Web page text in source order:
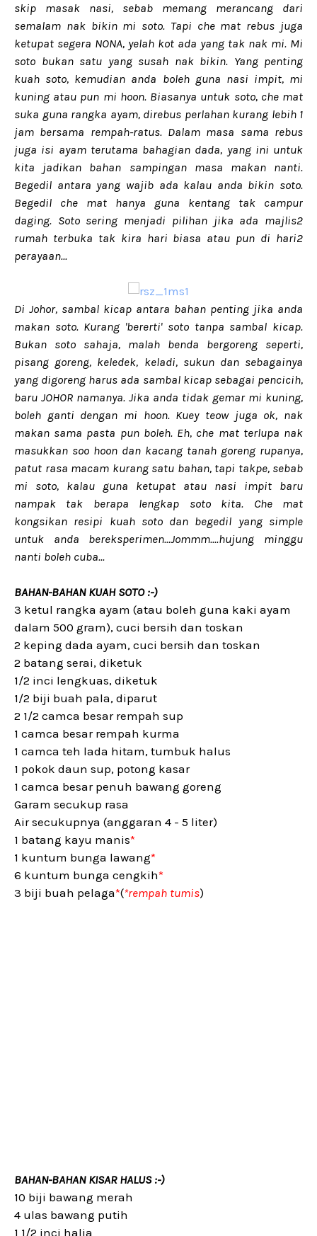
skip masak nasi, sebab memang merancang dari
semalam nak bikin mi soto. Tapi che mat rebus juga
ketupat segera NONA, yelah kot ada yang tak nak mi. Mi
soto bukan satu yang susah nak bikin. Yang penting
kuah soto, kemudian anda boleh guna nasi impit, mi
kuning atau pun mi hoon. Biasanya untuk soto, che mat
suka guna rangka ayam, direbus perlahan kurang lebih 1
jam bersama rempah-ratus. Dalam masa sama rebus
juga isi ayam terutama bahagian dada, yang ini untuk
kita jadikan bahan sampingan masa makan nanti.
Begedil antara yang wajib ada kalau anda bikin soto.
Begedil che mat hanya guna kentang tak campur
daging. Soto sering menjadi pilihan jika ada majlis2
rumah terbuka tak kira hari biasa atau pun di hari2
perayaan...
Di Johor, sambal kicap antara bahan penting jika anda
makan soto. Kurang 'bererti' soto tanpa sambal kicap.
Bukan soto sahaja, malah benda bergoreng seperti,
pisang goreng, keledek, keladi, sukun dan sebagainya
yang digoreng harus ada sambal kicap sebagai pencicih,
baru JOHOR namanya. Jika anda tidak gemar mi kuning,
boleh ganti dengan mi hoon. Kuey teow juga ok, nak
makan sama pasta pun boleh. Eh, che mat terlupa nak
masukkan soo hoon dan kacang tanah goreng rupanya,
patut rasa macam kurang satu bahan, tapi takpe, sebab
mi soto, kalau guna ketupat atau nasi impit baru
nampak tak berapa lengkap soto kita. Che mat
kongsikan resipi kuah soto dan begedil yang simple
untuk anda bereksperimen...Jommm....hujung minggu
nanti boleh cuba...
BAHAN-BAHAN KUAH SOTO :-)
3 ketul rangka ayam (atau boleh guna kaki ayam
dalam 500 gram), cuci bersih dan toskan
2 keping dada ayam, cuci bersih dan toskan
2 batang serai, diketuk
1/2 inci lengkuas, diketuk
1/2 biji buah pala, diparut
2 1/2 camca besar rempah sup
1 camca besar rempah kurma
1 camca teh lada hitam, tumbuk halus
1 pokok daun sup, potong kasar
1 camca besar penuh bawang goreng
Garam secukup rasa
Air secukupnya (anggaran 4 - 5 liter)
1 batang kayu manis*
1 kuntum bunga lawang*
6 kuntum bunga cengkih*
3 biji buah pelaga*(*rempah tumis)
BAHAN-BAHAN KISAR HALUS :-)
10 biji bawang merah
4 ulas bawang putih
1 1/2 inci halia